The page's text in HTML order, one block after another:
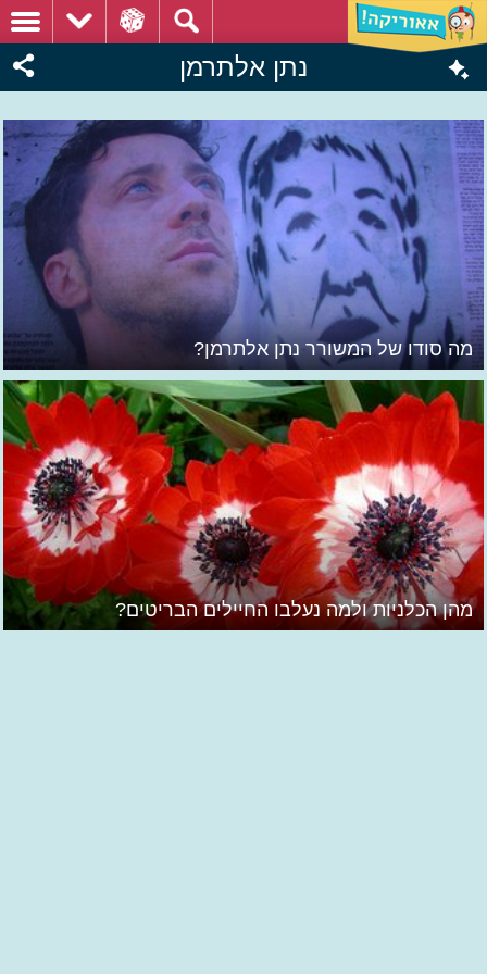
נתן אלתרמן
מה סודו של המשורר נתן אלתרמן?
מהן הכלניות ולמה נעלבו החיילים הבריטים?